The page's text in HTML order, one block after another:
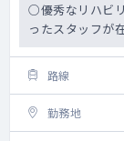
○優秀なリハビ
ったスタッフが
路線
勤務地